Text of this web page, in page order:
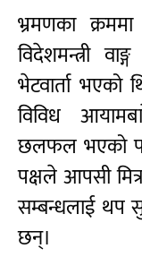
भ्रमणका
विदेशमन्त्री
भेटवार्ता भएको
विविध
छलफल भएको
पक्षले आपसी
सम्बन्धलाई थप
छन्।